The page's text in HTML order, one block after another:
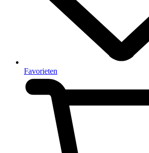
Favorieten